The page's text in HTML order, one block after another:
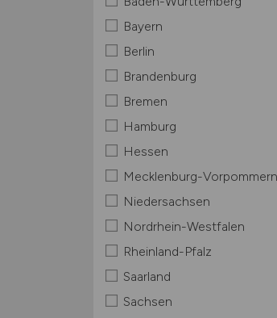
Bayern
Berlin
Brandenburg
Bremen
Hamburg
Hessen
Mecklenburg-Vorpommern
Niedersachsen
Nordrhein-Westfalen
Rheinland-Pfalz
Saarland
Sachsen